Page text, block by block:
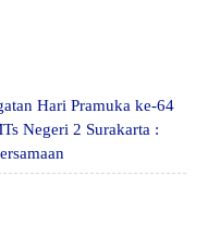
Hari Pramuka ke-64
Negeri 2 Surakarta :